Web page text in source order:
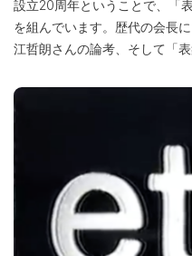
設立20周年ということで、「
を組んでいます。歴代の会長
江哲朗さんの論考、そして「